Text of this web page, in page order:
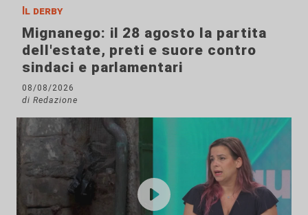
Il derby
Mignanego: il 28 agosto la partita
dell'estate, preti e suore contro
sindaci e parlamentari
08/08/2026
di Redazione